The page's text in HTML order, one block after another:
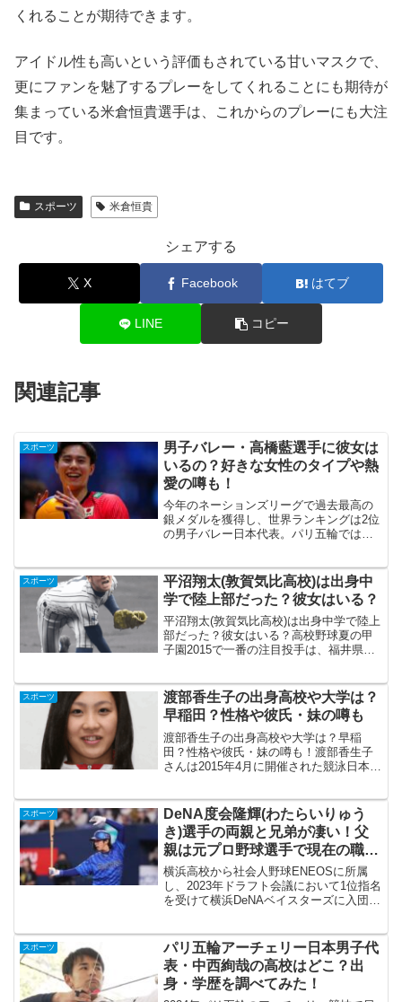
くれることが期待できます。
アイドル性も高いという評価もされている甘いマスクで、
更にファンを魅了するプレーをしてくれることにも期待が
集まっている米倉恒貴選手は、これからのプレーにも大注
目です。
スポーツ 米倉恒貴
シェアする
X Facebook はてブ
LINE コピー
関連記事
スポーツ
男子バレー・高橋藍選手に彼女は
いるの？好きな女性のタイプや熱
愛の噂も！
今年のネーションズリーグで過去最高の
銀メダルを獲得し、世界ランキングは2位
の男子バレー日本代表。パリ五輪では、
ますが、それ以上に石川祐希選手、高橋
健太郎選手、山本隆...
スポーツ
平沼翔太(敦賀気比高校)は出身中
学で陸上部だった？彼女はいる？
平沼翔太(敦賀気比高校)は出身中学で陸上
部だった？彼女はいる？高校野球夏の甲
子園2015で一番の注目投手は、福井県代
ながら4完投(内1試合は完封)しベスト4
進...
スポーツ
渡部香生子の出身高校や大学は？
早稲田？性格や彼氏・妹の噂も
渡部香生子の出身高校や大学は？早稲
田？性格や彼氏・妹の噂も！渡部香生子
さんは2015年4月に開催された競泳日本選
しています。そして、2015年8月には...
スポーツ
DeNA度会隆輝(わたらいりゅう
き)選手の両親と兄弟が凄い！父
親は元プロ野球選手で現在の職業
は？
横浜高校から社会人野球ENEOSに所属
し、2023年ドラフト会議において1位指名
を受けて横浜DeNAベイスターズに入団し
史上初の新人選手による2試合連続ホーム
ラン...
スポーツ
パリ五輪アーチェリー日本男子代
表・中西絢哉の高校はどこ？出
身・学歴を調べてみた！